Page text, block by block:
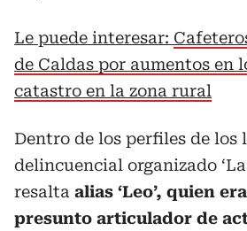
Le puede interesar:
de Caldas por aumentos en
catastro en la zona rural
Dentro de los perfiles de los
delincuencial organizado
resalta alias ‘Leo’, quien
presunto articulador de